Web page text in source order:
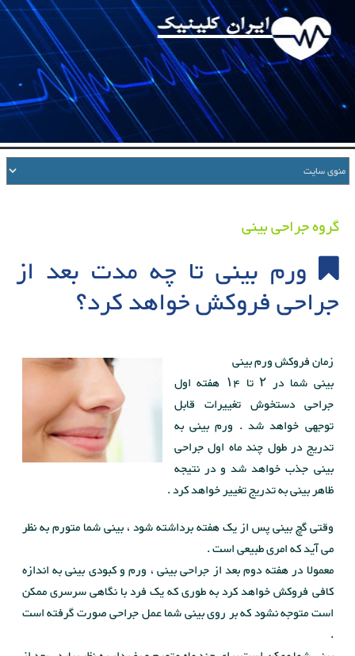
گروه جراحی بینی
ورم بینی تا چه مدت بعد از
جراحی فروکش خواهد کرد؟
زمان فروکش ورم بینی
بینی شما در ۲ تا ۱۴ هفته اول
جراحی دستخوش تغییرات قابل
توجهی خواهد شد . ورم بینی به
تدریج در طول چند ماه اول جراحی
بینی جذب خواهد شد و در نتیجه
ظاهر بینی به تدریج تغییر خواهد کرد .
وقتی گچ بینی پس از یک هفته برداشته شود ، بینی شما متورم به نظر
می آید که امری طبیعی است .
معمولا در هفته دوم بعد از جراحی بینی ، ورم و کبودی بینی به اندازه
کافی فروکش خواهد کرد به طوری که یک فرد با نگاهی سرسری ممکن
است متوجه نشود که بر روی بینی شما عمل جراحی صورت گرفته است
.